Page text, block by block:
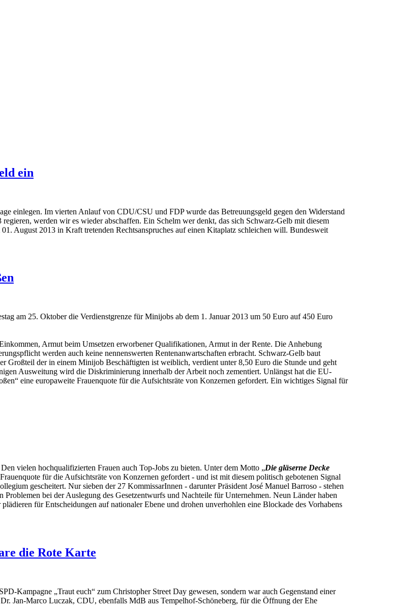
ein
einlegen. Im vierten Anlauf von CDU/CSU und FDP wurde das Betreuungsgeld gegen den Widerstand
werden wir es wieder abschaffen. Ein Schelm wer denkt, das sich Schwarz-Gelb mit diesem
August 2013 in Kraft tretenden Rechtsanspruches auf einen Kitaplatz schleichen will. Bundesweit
am 25. Oktober die Verdienstgrenze für Minijobs ab dem 1. Januar 2013 um 50 Euro auf 450 Euro
Armut beim Umsetzen erworbener Qualifikationen, Armut in der Rente. Die Anhebung
werden auch keine nennenswerten Rentenanwartschaften erbracht. Schwarz-Gelb baut
Großteil der in einem Minijob Beschäftigten ist weiblich, verdient unter 8,50 Euro die Stunde und geht
Ausweitung wird die Diskriminierung innerhalb der Arbeit noch zementiert. Unlängst hat die EU-
eine europaweite Frauenquote für die Aufsichtsräte von Konzernen gefordert. Ein wichtiges Signal für
vielen hochqualifizierten Frauen auch Top-Jobs zu bieten. Unter dem Motto „Die gläserne Decke
für die Aufsichtsräte von Konzernen gefordert - und ist mit diesem politisch gebotenen Signal
gescheitert. Nur sieben der 27 KommissarInnen - darunter Präsident José Manuel Barroso - stehen
bei der Auslegung des Gesetzentwurfs und Nachteile für Unternehmen. Neun Länder haben
für Entscheidungen auf nationaler Ebene und drohen unverhohlen eine Blockade des Vorhabens
die Rote Karte
Kampagne „Traut euch“ zum Christopher Street Day gewesen, sondern war auch Gegenstand einer
Jan-Marco Luczak, CDU, ebenfalls MdB aus Tempelhof-Schöneberg, für die Öffnung der Ehe